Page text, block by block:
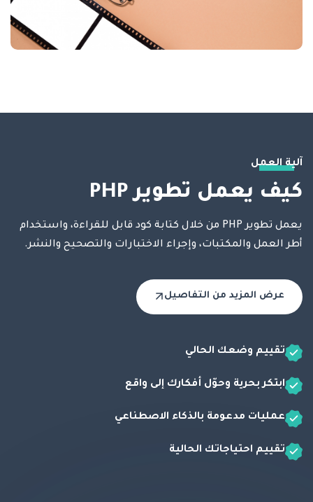
آلية العمل
كيف يعمل تطوير PHP
يعمل تطوير PHP من خلال كتابة كود قابل للقراءة، واستخدام
أطر العمل والمكتبات، وإجراء الاختبارات والتصحيح والنشر.
عرض المزيد من التفاصيل
تقييم وضعك الحالي
ابتكر بحرية وحوّل أفكارك إلى واقع
عمليات مدعومة بالذكاء الاصطناعي
تقييم احتياجاتك الحالية